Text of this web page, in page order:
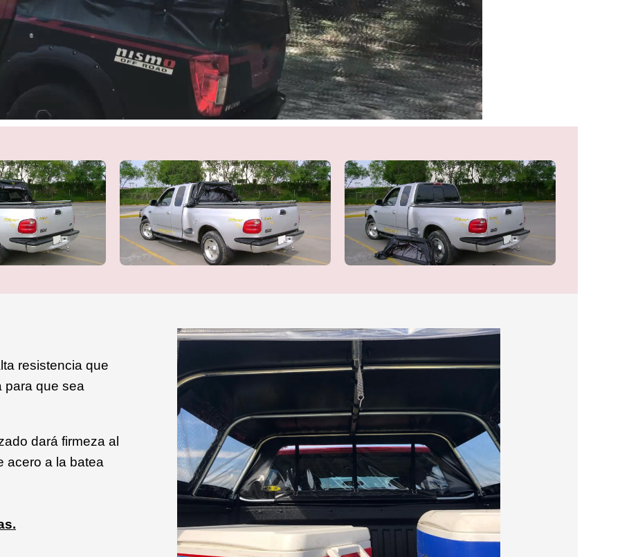
resistencia que
para que sea
dará firmeza al
acero a la batea